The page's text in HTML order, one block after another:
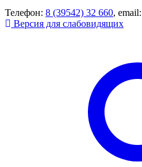
Телефон: 8 (39542) 32 660, email:
Версия для слабовидящих